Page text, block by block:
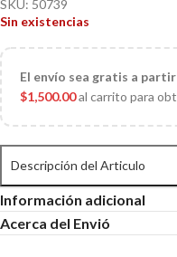
SKU: 50739
Sin existencias
El envío sea gratis a
$1,500.00al carrito para
Descripción del Articulo
Información adicional
Acerca del Envió